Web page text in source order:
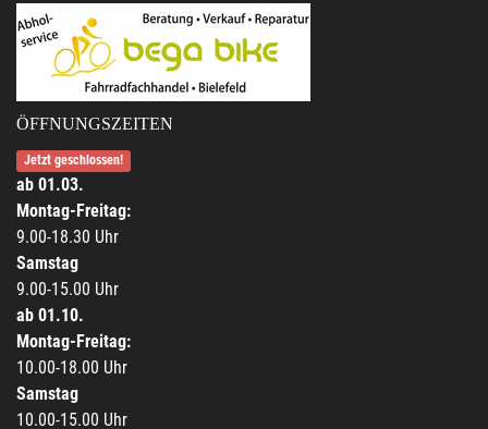
ÖFFNUNGSZEITEN
Jetzt geschlossen!
ab 01.03.
Montag-Freitag:
9.00-18.30 Uhr
Samstag
9.00-15.00 Uhr
ab 01.10.
Montag-Freitag:
10.00-18.00 Uhr
Samstag
10.00-15.00 Uhr